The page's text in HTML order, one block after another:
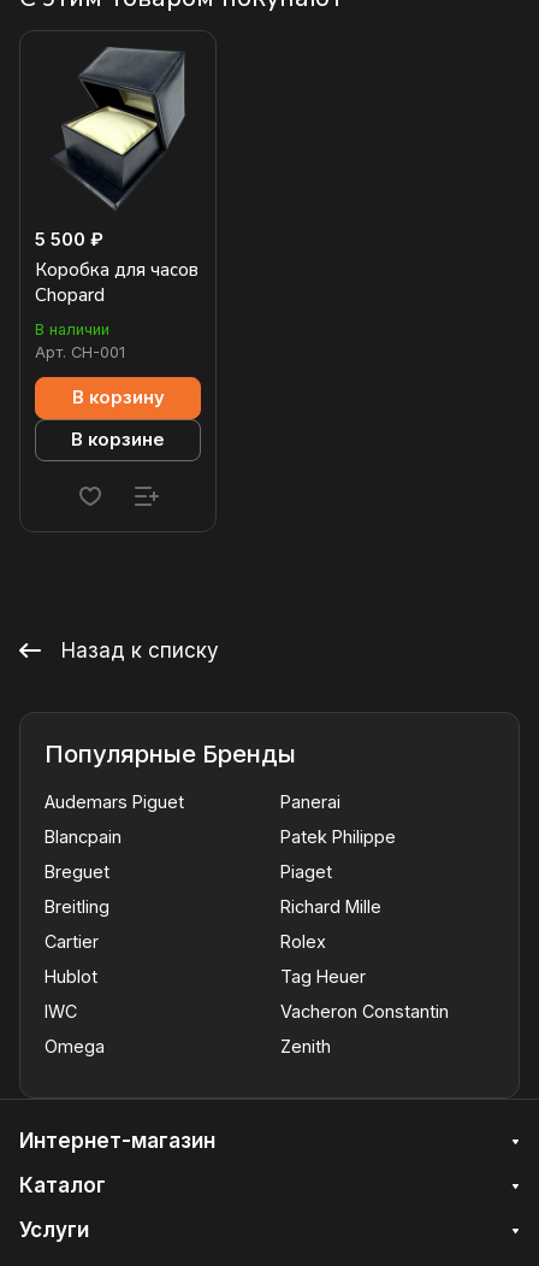
5 500 ₽
Коробка для часов
Chopard
В наличии
Арт. CH-001
В корзину
В корзине
Назад к списку
Популярные Бренды
Audemars Piguet
Blancpain
Breguet
Breitling
Cartier
Hublot
IWC
Omega
Panerai
Patek Philippe
Piaget
Richard Mille
Rolex
Tag Heuer
Vacheron Constantin
Zenith
Интернет-магазин
Каталог
Услуги